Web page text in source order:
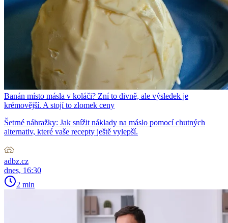
Banán místo másla v koláči? Zní to divně, ale výsledek je
krémovější. A stojí to zlomek ceny
Šetrné náhražky: Jak snížit náklady na máslo pomocí chutných
alternativ, které vaše recepty ještě vylepší.
adbz.cz
dnes, 16:30
2 min